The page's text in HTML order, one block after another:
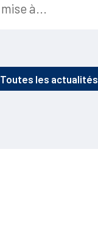
mise à...
Toutes les actualités